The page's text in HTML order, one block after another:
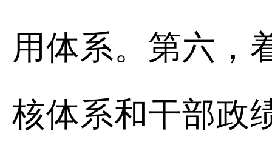
用体系。第六，
核体系和干部政